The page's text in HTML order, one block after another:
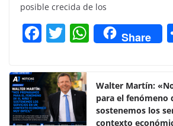
posible crecida de los
F
c
e
b
T
itt
er
W
h
s
A
Share
Walter Martín:
para el fenómeno
sostenemos los
contexto